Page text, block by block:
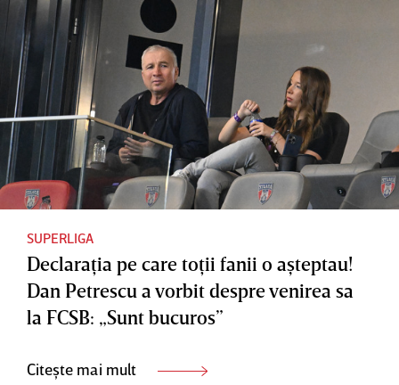
SUPERLIGA
Declaraţia pe care toţii fanii o aşteptau!
Dan Petrescu a vorbit despre venirea sa
la FCSB: „Sunt bucuros”
Citește mai mult